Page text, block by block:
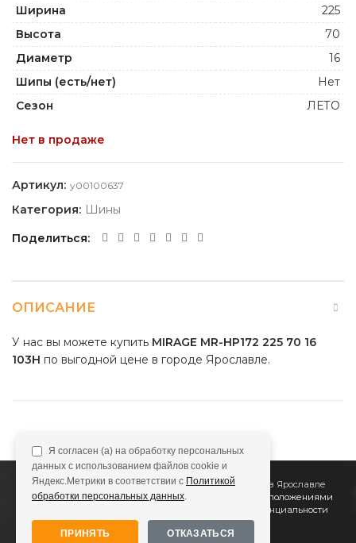
Ширина
225
Высота
70
Диаметр
16
Шипы (есть/нет)
Нет
Сезон
ЛЕТО
Нет в продаже
Артикул: y00100637
Категория: Шины
Поделиться
ОПИСАНИЕ
У нас вы можете купить MIRAGE MR-HP172 225 70 16
103H по выгодной цене в городе Ярославле.
2011Все Колёса Интернет-магазин шин и дисков в Ярославле
Сайт не является публичной офертой, определяемой положениями
Политике конфиденциальности
Я согласен (а) на обработку персональных
данных с использованием файлов cookie и
Яндекс.Метрики в соответствии с Политикой
обработки персональных данных.
ПРИНЯТЬ ОТКАЗАТЬСЯ